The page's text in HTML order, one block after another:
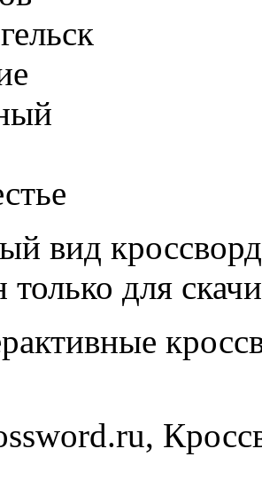
гельск
е
ый
стье
вид
только для